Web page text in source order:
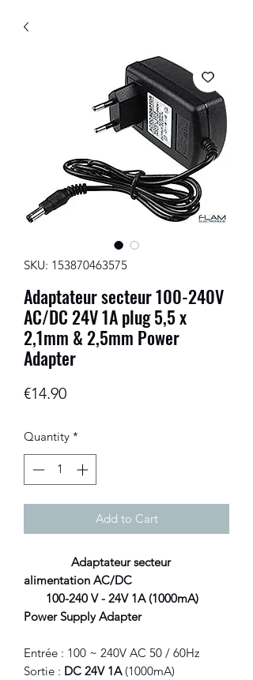
SKU: 153870463575
Adaptateur secteur 100-240V
AC/DC 24V 1A plug 5,5 x
2,1mm & 2,5mm Power
Adapter
€14.90Price
Quantity *
Add to Cart
Adaptateur secteur
alimentation AC/DC
100-240 V - 24V 1A (1000mA)
Power Supply Adapter
Entrée : 100 ~ 240V AC 50 / 60Hz
Sortie : DC 24V 1A(1000mA)